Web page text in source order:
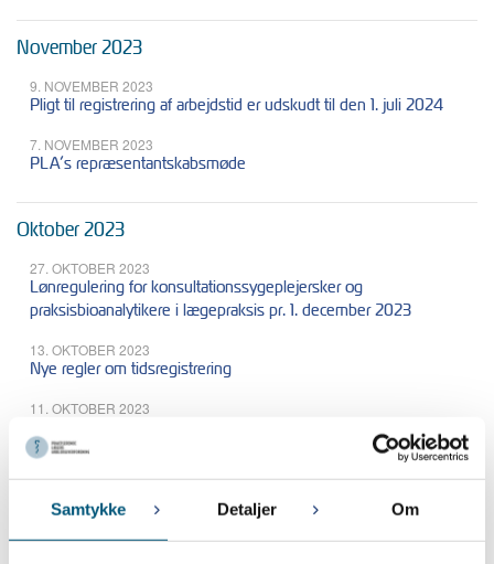
Samtykke Detaljer Om
November 2023
9. NOVEMBER 2023
Pligt til registrering af arbejdstid er udskudt til den 1. juli 2024
7. NOVEMBER 2023
PLA’s repræsentantskabsmøde
Oktober 2023
27. OKTOBER 2023
Lønregulering for konsultationssygeplejersker og
praksisbioanalytikere i lægepraksis pr. 1. december 2023
13. OKTOBER 2023
Nye regler om tidsregistrering
11. OKTOBER 2023
Lønregulering for lægevikar og praksisamanuensis pr. 1. oktober
2023